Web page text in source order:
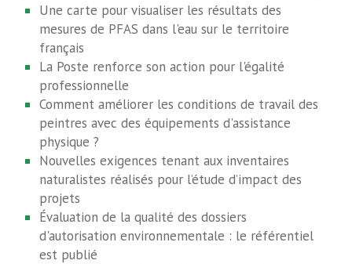
Une carte pour visualiser les résultats des
mesures de PFAS dans l'eau sur le territoire
français
La Poste renforce son action pour l'égalité
professionnelle
Comment améliorer les conditions de travail des
peintres avec des équipements d'assistance
physique ?
Nouvelles exigences tenant aux inventaires
naturalistes réalisés pour l’étude d’impact des
projets
Évaluation de la qualité des dossiers
d'autorisation environnementale : le référentiel
est publié